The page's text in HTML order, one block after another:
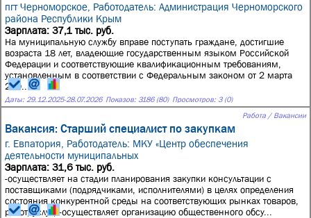
пгт Черноморское, Работодатель: Администрация Черноморского
района Республики Крым
Зарплата: 37,1 тыс. руб.
На муниципальную службу вправе поступать граждане, достигшие
возраста 18 лет, владеющие государственным языком Российской
Федерации и соответствующие квалификационным требованиям,
установленным в соответствии с Федеральным законом от 2 марта
200...
Даты: 29.12.2025-28.07.2026 Показов: 3186 (80) Просмотров: 3 (0)
Работа / Вакансии
Вакансия: Старший специалист по закупкам
г. Евпатория, Работодатель: МКУ «Центр обеспечения
деятельности муниципальных
Зарплата: 31,6 тыс. руб.
-осуществляет на стадии планирования закупки консультации с
поставщиками (подрядчиками, исполнителями) в целях определения
состояния конкурентной среды на соответствующих рынках товаров,
работ, услуг; -осуществляет организацию общественного обсу...